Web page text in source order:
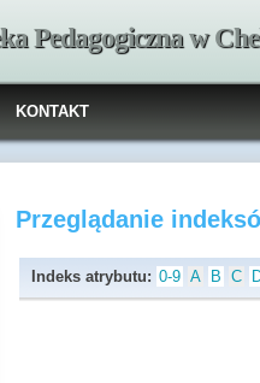
Pedagogiczna w
KONTAKT
Przeglądanie
Indeks atrybutu: 0-9 A B C